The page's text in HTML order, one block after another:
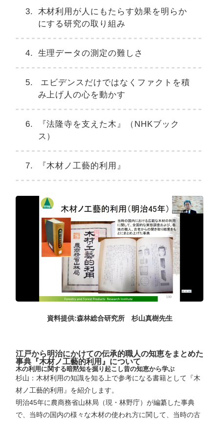
木材利用が人にもたらす効果を明らか
にする研究の取り組み
生理データの測定の難しさ
エビデンスだけではなくファクトを積
み上げ人の心を動かす
『法隆寺を支えた木』（NHKブック
ス）
『木材ノ工藝的利用』
資料提供:森林総合研究所 杉山真樹先生
江戸から明治にかけての伝承的職人の知恵をまとめた
事典『木材ノ工藝的利用』について
木の利用に関する暗黙知を掘り起こし昔の知恵から学ぶ
杉山：木材利用の知識を知る上で参考になる書籍として『木
材ノ工藝的利用』を紹介します。
明治45年に農商務省山林局（現・林野庁）が編纂した事典
で、当時の国内の様々な木材の使われ方に関して、当時の古